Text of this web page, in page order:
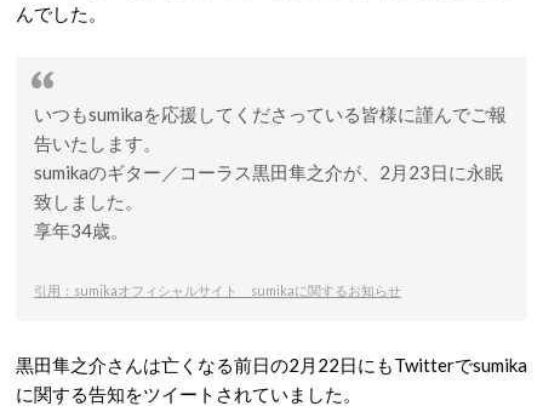
んでした。
いつもsumikaを応援してくださっている皆様に謹んでご報
告いたします。
sumikaのギター／コーラス黒田隼之介が、2月23日に永眠
致しました。
享年34歳。
引用：sumikaオフィシャルサイト sumikaに関するお知らせ
黒田隼之介さんは亡くなる前日の2月22日にもTwitterでsumika
に関する告知をツイートされていました。